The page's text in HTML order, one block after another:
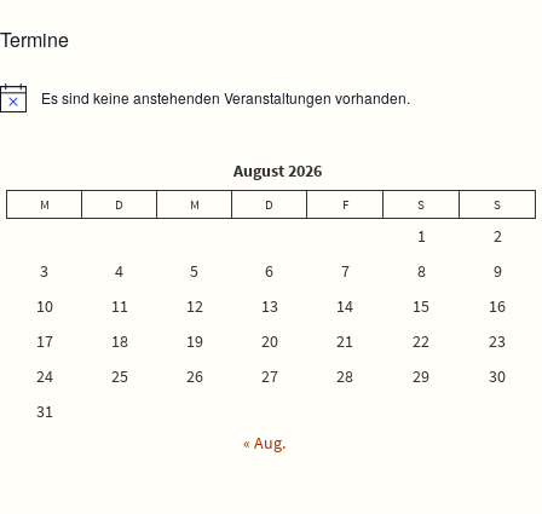
Termine
HinweisEs sind keine anstehenden Veranstaltungen vorhanden.
August 2026
M D M D F S S
1
2
3
4 5 6 7 8
9
10
11 12 13 14 15
16
17
18 19 20 21 22
23
24
25 26 27 28 29
30
31
« Aug.